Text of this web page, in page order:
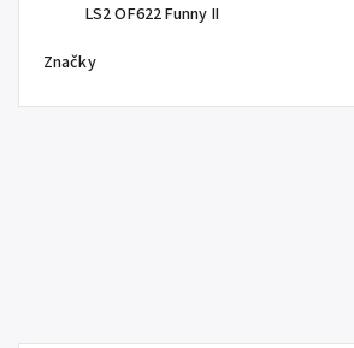
LS2 OF622 Funny II
Značky